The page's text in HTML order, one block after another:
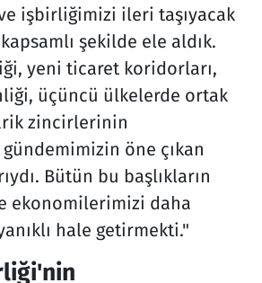
ve işbirliğimizi ileri taşıyacak
şekilde ele aldık.
yeni ticaret koridorları,
üçüncü ülkelerde ortak
zincirlerinin
öne çıkan
Bütün bu başlıkların
ekonomilerimizi daha
hale getirmekti."